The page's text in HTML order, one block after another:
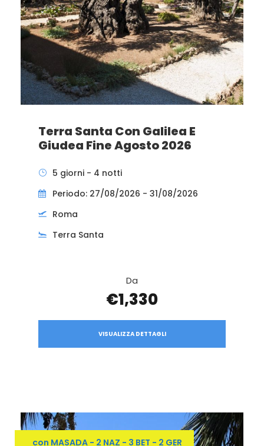
Terra Santa Con Galilea E
Giudea Fine Agosto 2026
5 giorni - 4 notti
Periodo: 27/08/2026 - 31/08/2026
Roma
Terra Santa
Da
€1,330
VISUALIZZA DETTAGLI
con MASADA - 2 NAZ - 3 BET - 2 GER